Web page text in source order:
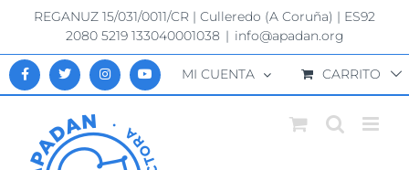
Saltar
contenido
REGANUZ 15/031/0011/CR | Culleredo (A Coruña) | ES92
2080 5219 133040001038 | info@apadan.org
MI CUENTA CARRITO